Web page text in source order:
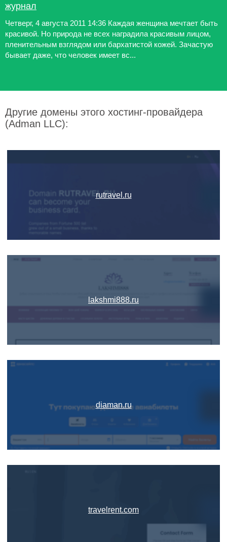
журнал
Четверг, 4 августа 2011 14:36 Каждая женщина мечтает быть
красивой. Но природа не всех наградила красивым лицом,
пленительным взглядом или бархатистой кожей. Зачастую
бывает даже, что человек имеет вс...
Другие домены этого хостинг-провайдера
(Adman LLC):
rutravel.ru
lakshmi888.ru
diaman.ru
travelrent.com